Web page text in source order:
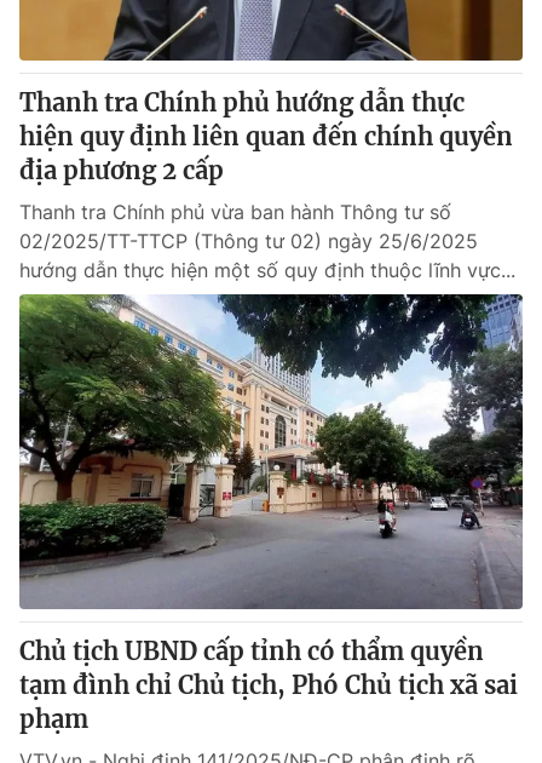
Thanh tra Chính phủ hướng dẫn thực
hiện quy định liên quan đến chính quyền
địa phương 2 cấp
Thanh tra Chính phủ vừa ban hành Thông tư số
02/2025/TT-TTCP (Thông tư 02) ngày 25/6/2025
hướng dẫn thực hiện một số quy định thuộc lĩnh vực...
Chủ tịch UBND cấp tỉnh có thẩm quyền
tạm đình chỉ Chủ tịch, Phó Chủ tịch xã sai
phạm